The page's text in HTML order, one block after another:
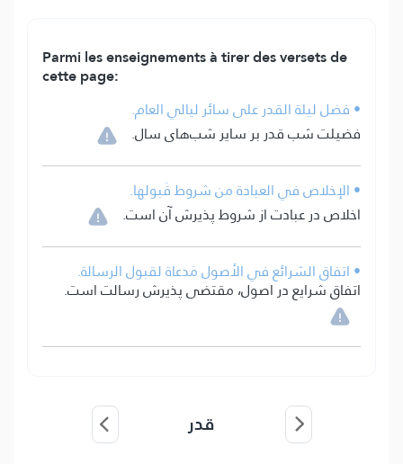
Parmi les enseignements à tirer des versets de
cette page:
• فضل ليلة القدر على سائر ليالي العام.
فضیلت شب قدر بر سایر شب‌های سال.
• الإخلاص في العبادة من شروط قَبولها.
اخلاص در عبادت از شروط پذیرش آن است.
• اتفاق الشرائع في الأصول مَدعاة لقبول الرسالة.
اتفاق شرایع در اصول، مقتضی پذیرش رسالت است.
قدر